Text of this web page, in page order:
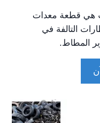
هي قطعة معدات
التالفة في
المطاط.